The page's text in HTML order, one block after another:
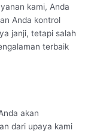
kami, Anda
Anda kontrol
janji, tetapi salah
terbaik
akan
dari upaya kami